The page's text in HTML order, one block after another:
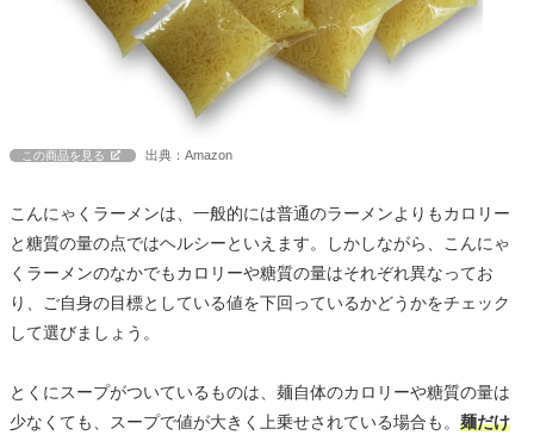
この商品を見る 出典：Amazon
こんにゃくラーメンは、一般的には普通のラーメンよりもカロリー
と糖質の量の点ではヘルシーといえます。しかしながら、こんにゃ
くラーメンのなかでもカロリーや糖質の量はそれぞれ異なってお
り、ご自身の目標としている値を下回っているかどうかをチェック
して選びましょう。
とくにスープがついているものは、麺自体のカロリーや糖質の量は
少なくても、スープで値が大きく上乗せされている場合も。 麺だけ